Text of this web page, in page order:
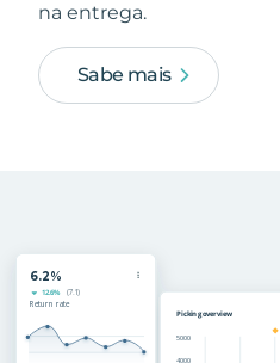
na entrega.
Sabe mais